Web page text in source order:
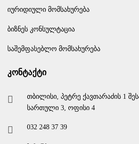
იურიდიული მომსახურება
ბიზნეს კონსულტაცია
საშემფასებლო მომსახურება
კონტაქტი
თბილისი, პეტრე ქავთარაძის 1 შესახვევი, #10,
სართული 3, ოფისი 4
032 248 37 39